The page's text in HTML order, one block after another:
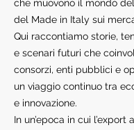
che muovono il mondo
del Made in Italy sui
Qui raccontiamo storie,
e scenari futuri che
consorzi, enti pubblici e
un viaggio continuo tra
e innovazione.
In un’epoca in cui